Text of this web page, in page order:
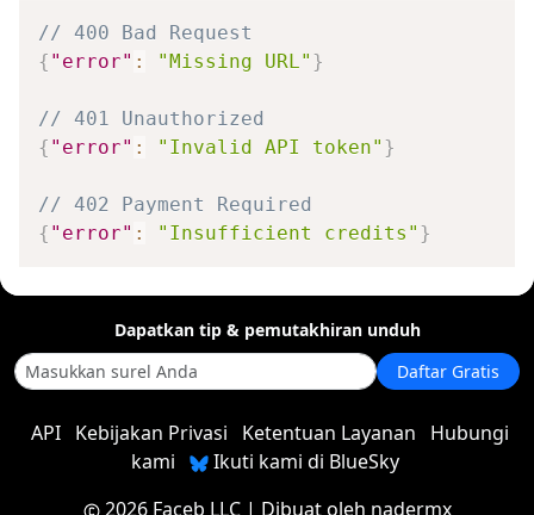
// 400 Bad Request
{ "error" : "Missing URL" }
// 401 Unauthorized
{ "error" : "Invalid API token" }
// 402 Payment Required
{ "error" : "Insufficient credits" }
Dapatkan tip & pemutakhiran unduh
Daftar Gratis
API Kebijakan Privasi Ketentuan Layanan
Hubungi
kami
Ikuti kami di BlueSky
2026 Faceb LLC| Dibuat oleh nadermx